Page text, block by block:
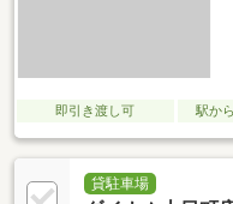
即引き渡し可 駅か
貸駐車場